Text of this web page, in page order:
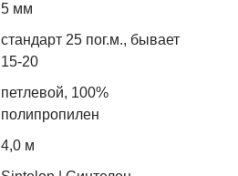
5 мм
стандарт 25 пог.м., бывает
15-20
петлевой, 100%
полипропилен
4,0 м